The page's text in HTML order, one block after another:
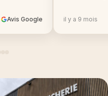
Avis Google il y a 9 mois